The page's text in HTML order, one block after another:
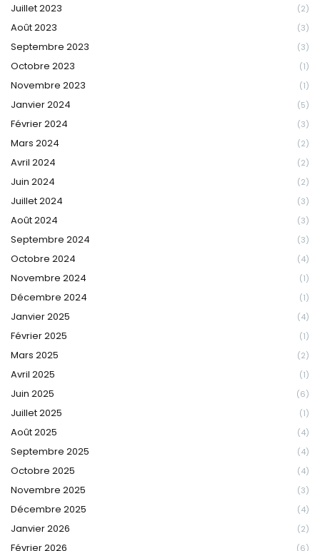
Juillet 2023 (2)
Août 2023 (3)
Septembre 2023 (3)
Octobre 2023 (1)
Novembre 2023 (1)
Janvier 2024 (5)
Février 2024 (3)
Mars 2024 (2)
Avril 2024 (2)
Juin 2024 (2)
Juillet 2024 (3)
Août 2024 (3)
Septembre 2024 (3)
Octobre 2024 (4)
Novembre 2024 (1)
Décembre 2024 (1)
Janvier 2025 (4)
Février 2025 (1)
Mars 2025 (2)
Avril 2025 (1)
Juin 2025 (6)
Juillet 2025 (1)
Août 2025 (4)
Septembre 2025 (4)
Octobre 2025 (4)
Novembre 2025 (3)
Décembre 2025 (4)
Janvier 2026 (2)
Février 2026 (6)